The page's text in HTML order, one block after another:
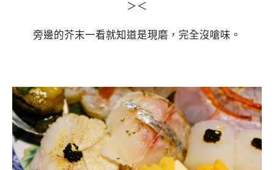
＞＜
旁邊的芥末一看就知道是現磨，完全沒嗆味。